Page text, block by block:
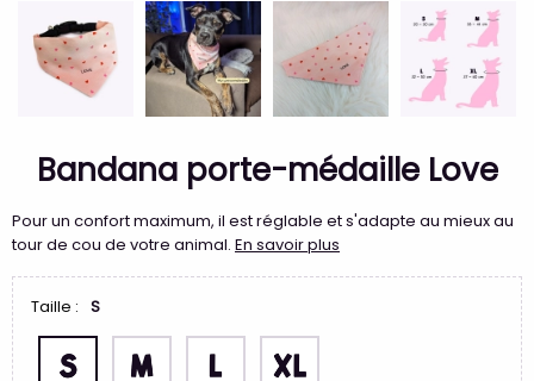
Bandana porte-médaille Love
Pour un confort maximum, il est réglable et s'adapte au mieux au
tour de cou de votre animal. En savoir plus
Taille : S